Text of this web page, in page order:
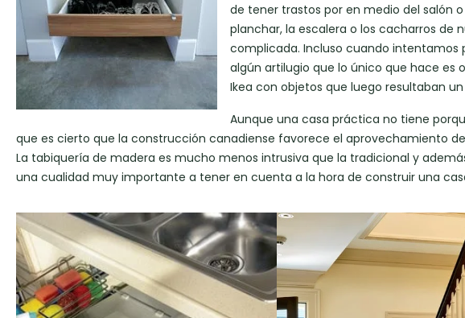
de tener trastos por en medio del salón
planchar, la escalera o los cacharros de
complicada. Incluso cuando intentamos
algún artilugio que lo único que hace es
Ikea con objetos que luego resultaban
Aunque una casa práctica no tiene
que es cierto que la construcción canadiense favorece el aprovechamiento
La tabiquería de madera es mucho menos intrusiva que la tradicional y
una cualidad muy importante a tener en cuenta a la hora de construir una